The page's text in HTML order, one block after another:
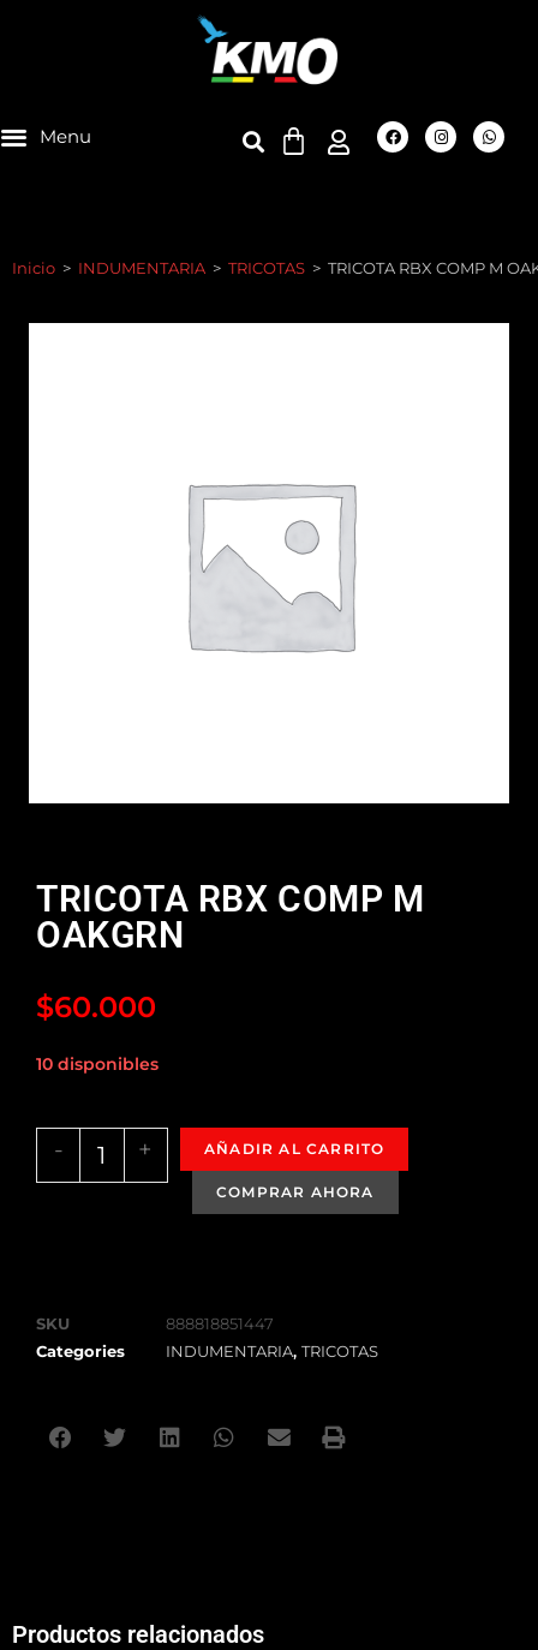
Inicio > INDUMENTARIA > TRICOTAS > TRICOTA RBX COMP M
TRICOTA RBX COMP M
OAKGRN
$60.000
10 disponibles
- + AÑADIR AL CARRITO
SKU
888818851447
Categories
INDUMENTARIA, TRICOTAS
Productos relacionados